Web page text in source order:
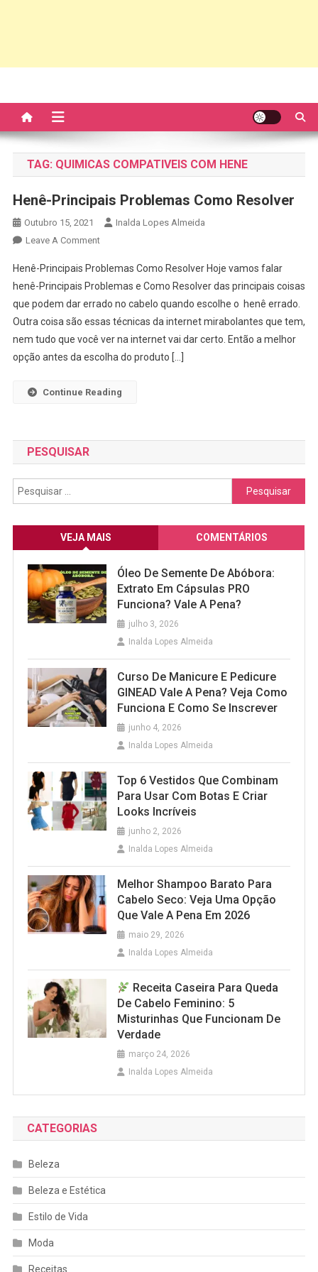
TAG: QUIMICAS COMPATIVEIS COM HENE
Henê-Principais Problemas Como Resolver
Outubro 15, 2021
Inalda Lopes Almeida
Leave A CommentOn
Principais
Problemas
Como
Resolver
Henê-Principais Problemas Como Resolver Hoje vamos falar
henê-Principais Problemas e Como Resolver das principais coisas
que podem dar errado no cabelo quando escolhe o henê errado.
Outra coisa são essas técnicas da internet mirabolantes que tem,
nem tudo que você ver na internet vai dar certo. Então a melhor
opção antes da escolha do produto […]
Continue Reading
PESQUISAR
Pesquisar
por:
VEJA MAIS COMENTÁRIOS
Óleo De Semente De Abóbora:
Extrato Em Cápsulas PRO
Funciona? Vale A Pena?
julho 3, 2026
Inalda Lopes Almeida
Curso De Manicure E Pedicure
GINEAD Vale A Pena? Veja Como
Funciona E Como Se Inscrever
junho 4, 2026
Inalda Lopes Almeida
Top 6 Vestidos Que Combinam
Para Usar Com Botas E Criar
Looks Incríveis
junho 2, 2026
Inalda Lopes Almeida
Melhor Shampoo Barato Para
Cabelo Seco: Veja Uma Opção
Que Vale A Pena Em 2026
maio 29, 2026
Inalda Lopes Almeida
Receita Caseira Para Queda
De Cabelo Feminino: 5
Misturinhas Que Funcionam De
Verdade
março 24, 2026
Inalda Lopes Almeida
CATEGORIAS
Beleza
Beleza e Estética
Estilo de Vida
Moda
Receitas